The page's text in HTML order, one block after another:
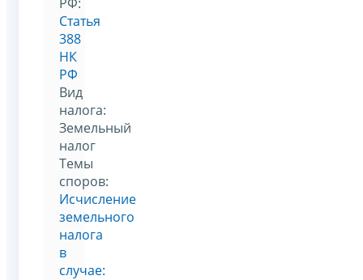
Статья
388
НК
РФ
Вид
налога:
Земельный
налог
Темы
споров:
Исчисление
земельного
налога
в
случае: